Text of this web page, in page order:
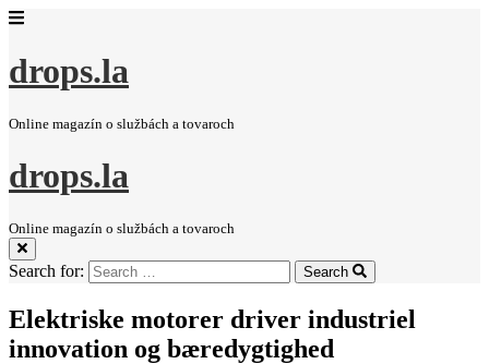
drops.la
Online magazín o službách a tovaroch
drops.la
Online magazín o službách a tovaroch
Search for: Search
Elektriske motorer driver industriel
innovation og bæredygtighed